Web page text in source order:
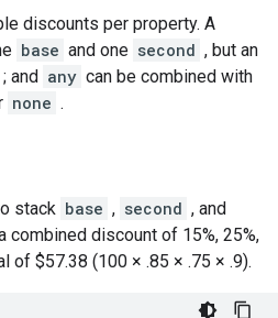
discounts per property. A
base and one second , but an
; and any can be combined with
none .
stack base , second , and
combined discount of 15%, 25%,
of $57.38 (100 × .85 × .75 × .9).